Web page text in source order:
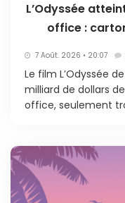
L’Odyssée
office :
7 Août. 2026 • 20:07
Le film L’Odyssée
milliard de dollars
office, seulement